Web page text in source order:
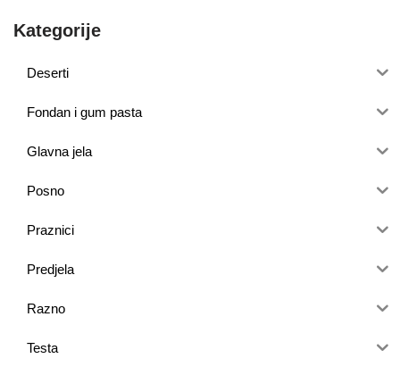
Kategorije
Deserti
Fondan i gum pasta
Glavna jela
Posno
Praznici
Predjela
Razno
Testa